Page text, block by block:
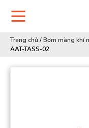
Trang chủ /Bơm màng khí
AAT-TASS-02